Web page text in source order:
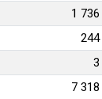
1 736
244
3
7 318